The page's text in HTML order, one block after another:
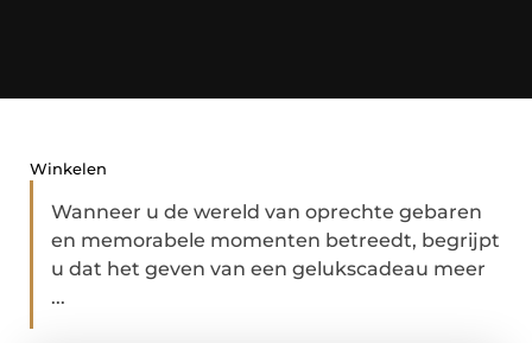
Winkelen
Wanneer u de wereld van oprechte gebaren
en memorabele momenten betreedt, begrijpt
u dat het geven van een gelukscadeau meer
...